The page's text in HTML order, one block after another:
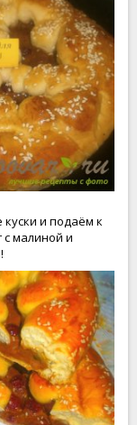
и подаём к
малиной и